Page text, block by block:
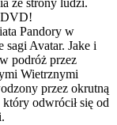
ze strony ludzi.
DVD!
Pandory w
sagi Avatar. Jake i
podróż przez
Wietrznymi
przez okrutną
odwrócił się od